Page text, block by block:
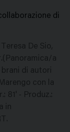
di
De Sio,
a
di autori
con la
81' - Produz.:
in